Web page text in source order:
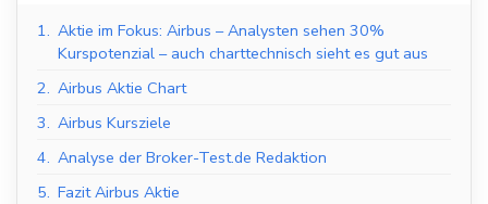
1. Aktie im Fokus: Airbus – Analysten sehen 30%
Kurspotenzial – auch charttechnisch sieht es gut aus
2. Airbus Aktie Chart
3. Airbus Kursziele
4. Analyse der Broker-Test.de Redaktion
5. Fazit Airbus Aktie